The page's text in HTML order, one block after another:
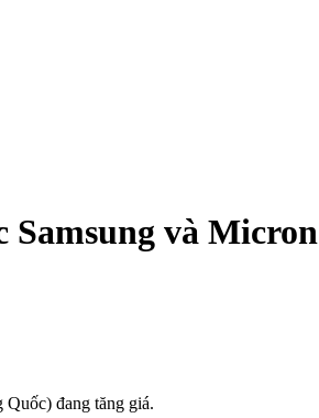
và Micron
đang tăng giá.